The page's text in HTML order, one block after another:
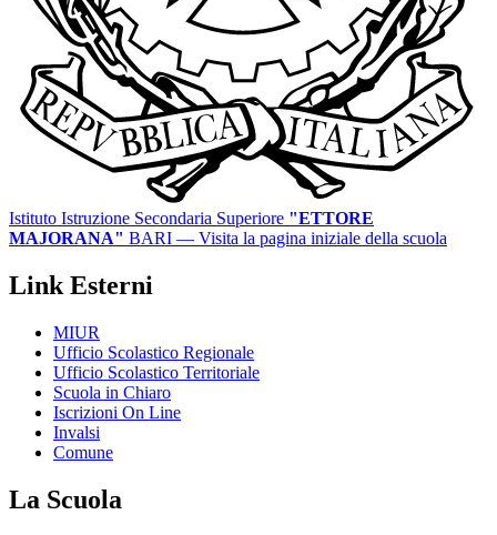
Istituto Istruzione Secondaria Superiore "ETTORE
MAJORANA" BARI — Visita la pagina iniziale della scuola
Link Esterni
MIUR
Ufficio Scolastico Regionale
Ufficio Scolastico Territoriale
Scuola in Chiaro
Iscrizioni On Line
Invalsi
Comune
La Scuola